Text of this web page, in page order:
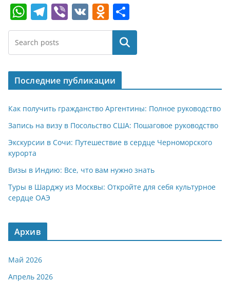
W
h
at
s
A
p
p
T
el
e
gr
a
m
Vi
b
V
K
O
d
o
kl
a
ss
ni
ki
т
п
р
в
и
т
ь
Поиск
Последние публикации
Как получить гражданство Аргентины: Полное руководство
Запись на визу в Посольство США: Пошаговое руководство
Экскурсии в Сочи: Путешествие в сердце Черноморского
курорта
Визы в Индию: Все, что вам нужно знать
Туры в Шарджу из Москвы: Откройте для себя культурное
сердце ОАЭ
Архив
Май 2026
Апрель 2026